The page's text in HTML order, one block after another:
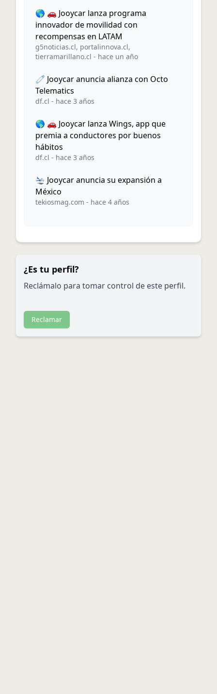
🌎 🚗 Jooycar lanza programa
innovador de movilidad con
recompensas en LATAM
g5noticias.cl, portalinnova.cl,
tierramarillano.cl - hace un año
🧷 Jooycar anuncia alianza con Octo
Telematics
df.cl - hace 3 años
🌎 🚗 Jooycar lanza Wings, app que
premia a conductores por buenos
hábitos
df.cl - hace 3 años
🛬 Jooycar anuncia su expansión a
México
tekiosmag.com - hace 4 años
¿Es tu perfil?
Reclámalo para tomar control de este perfil.
Reclamar